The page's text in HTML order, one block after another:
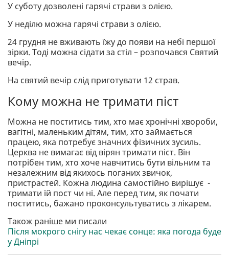
У суботу дозволені гарячі страви з олією.
У неділю можна гарячі страви з олією.
24 грудня не вживають їжу до появи на небі першої
зірки. Тоді можна сідати за стіл – розпочався Святий
вечір.
На святий вечір слід приготувати 12 страв.
Кому можна не тримати піст
Можна не поститись тим, хто має хронічні хвороби,
вагітні, маленьким дітям, тим, хто займається
працею, яка потребує значних фізичних зусиль.
Церква не вимагає від вірян тримати піст. Він
потрібен тим, хто хоче навчитись бути вільним та
незалежним від якихось поганих звичок,
пристрастей. Кожна людина самостійно вирішує -
тримати їй пост чи ні. Але перед тим, як почати
поститись, бажано проконсультуватись з лікарем.
Також раніше ми писали
Після мокрого снігу нас чекає сонце: яка погода буде
у Дніпрі